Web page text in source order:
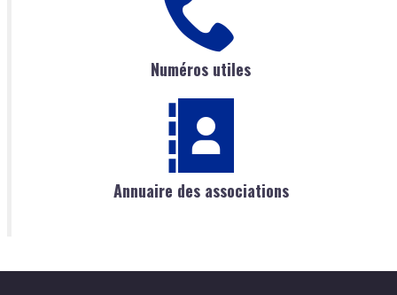
Numéros utiles
Annuaire des associations